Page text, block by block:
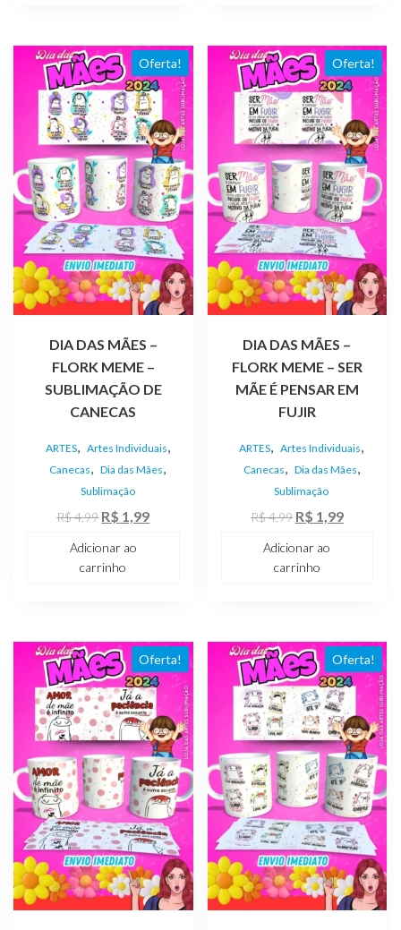
Oferta!
DIA DAS MÃES –
FLORK MEME –
SUBLIMAÇÃO DE
CANECAS
ARTES, Artes Individuais,
Canecas, Dia das Mães,
Sublimação
R$4,99 O
original
R$ 1,99O
Adicionar ao
carrinho
Oferta!
DIA DAS MÃES –
FLORK MEME – SER
MÃE É PENSAR EM
FUJIR
ARTES, Artes Individuais,
Canecas, Dia das Mães,
Sublimação
R$4,99 O
original
R$ 1,99O
Adicionar ao
carrinho
Oferta! Oferta!